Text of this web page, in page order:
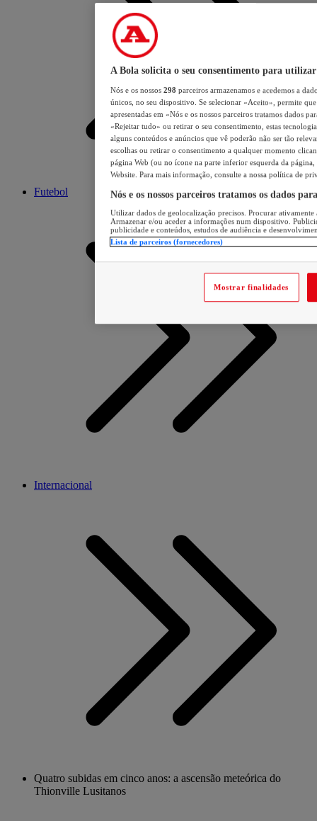
Futebol
Internacional
Quatro subidas em cinco anos: a ascensão meteórica do
Thionville Lusitanos
A Bola solicita o seu consentimento para utilizar
Nós e os nossos 298 parceiros armazenamos e acedemos a
únicos, no seu dispositivo. Se selecionar «Aceito», permite
apresentadas em «Nós e os nossos parceiros tratamos dados
«Rejeitar tudo» ou retirar o seu consentimento, estas
alguns conteúdos e anúncios que vê poderão não ser tão
escolhas ou retirar o consentimento a qualquer momento
página Web (ou no ícone na parte inferior esquerda da página,
Website. Para mais informação, consulte a nossa política de
Nós e os nossos parceiros tratamos os dados
Utilizar dados de geolocalização precisos. Procurar
Armazenar e/ou aceder a informações num dispositivo.
publicidade e conteúdos, estudos de audiência e
Lista de parceiros (fornecedores)
Mostrar finalidades